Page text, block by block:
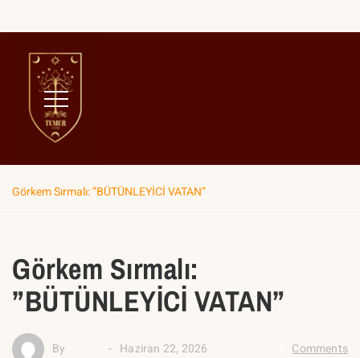
Görkem Sırmalı: ”BÜTÜNLEYİCİ VATAN”
Görkem Sırmalı:
”BÜTÜNLEYİCİ VATAN”
By Haziran 22, 2026 Comments